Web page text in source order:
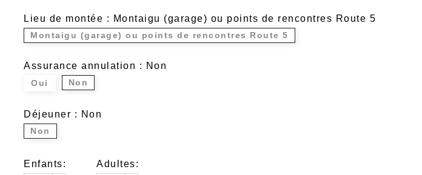
Lieu de montée : Montaigu (garage) ou points de rencontres Route 5
Montaigu (garage) ou points de rencontres Route 5
Assurance annulation : Non
Oui Non
Déjeuner : Non
Non
Enfants: Adultes: